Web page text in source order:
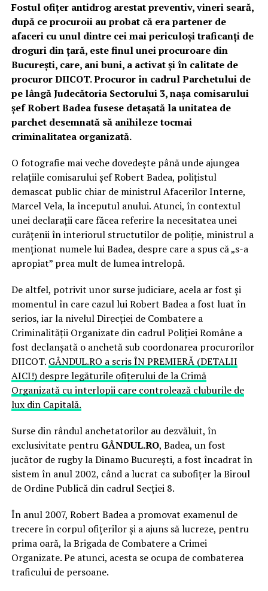
Fostul ofițer antidrog arestat preventiv, vineri seară,
după ce procuroii au probat că era partener de
afaceri cu unul dintre cei mai periculoși traficanți de
droguri din țară, este finul unei procuroare din
București, care, ani buni, a activat și în calitate de
procuror DIICOT. Procuror în cadrul Parchetului de
pe lângă Judecătoria Sectorului 3, nașa comisarului
șef Robert Badea fusese detașată la unitatea de
parchet desemnată să anihileze tocmai
criminalitatea organizată.
O fotografie mai veche dovedește până unde ajungea
relațiile comisarului șef Robert Badea, polițistul
demascat public chiar de ministrul Afacerilor Interne,
Marcel Vela, la începutul anului. Atunci, în contextul
unei declarații care făcea referire la necesitatea unei
curățenii în interiorul structutilor de poliție, ministrul a
menționat numele lui Badea, despre care a spus că „s-a
apropiat” prea mult de lumea intrelopă.
De altfel, potrivit unor surse judiciare, acela ar fost și
momentul în care cazul lui Robert Badea a fost luat în
serios, iar la nivelul Direcției de Combatere a
Criminalității Organizate din cadrul Poliției Române a
fost declanșată o anchetă sub coordonarea procurorilor
DIICOT. GÂNDUL.RO a scris ÎN PREMIERĂ (DETALII
AICI!) despre legăturile ofițerului de la Crimă
Organizată cu interlopii care controlează cluburile de
lux din Capitală.
Surse din rândul anchetatorilor au dezvăluit, în
exclusivitate pentru GÂNDUL.RO, Badea, un fost
jucător de rugby la Dinamo București, a fost încadrat în
sistem în anul 2002, când a lucrat ca subofițer la Biroul
de Ordine Publică din cadrul Secției 8.
În anul 2007, Robert Badea a promovat examenul de
trecere în corpul ofițerilor și a ajuns să lucreze, pentru
prima oară, la Brigada de Combatere a Crimei
Organizate. Pe atunci, acesta se ocupa de combaterea
traficului de persoane.